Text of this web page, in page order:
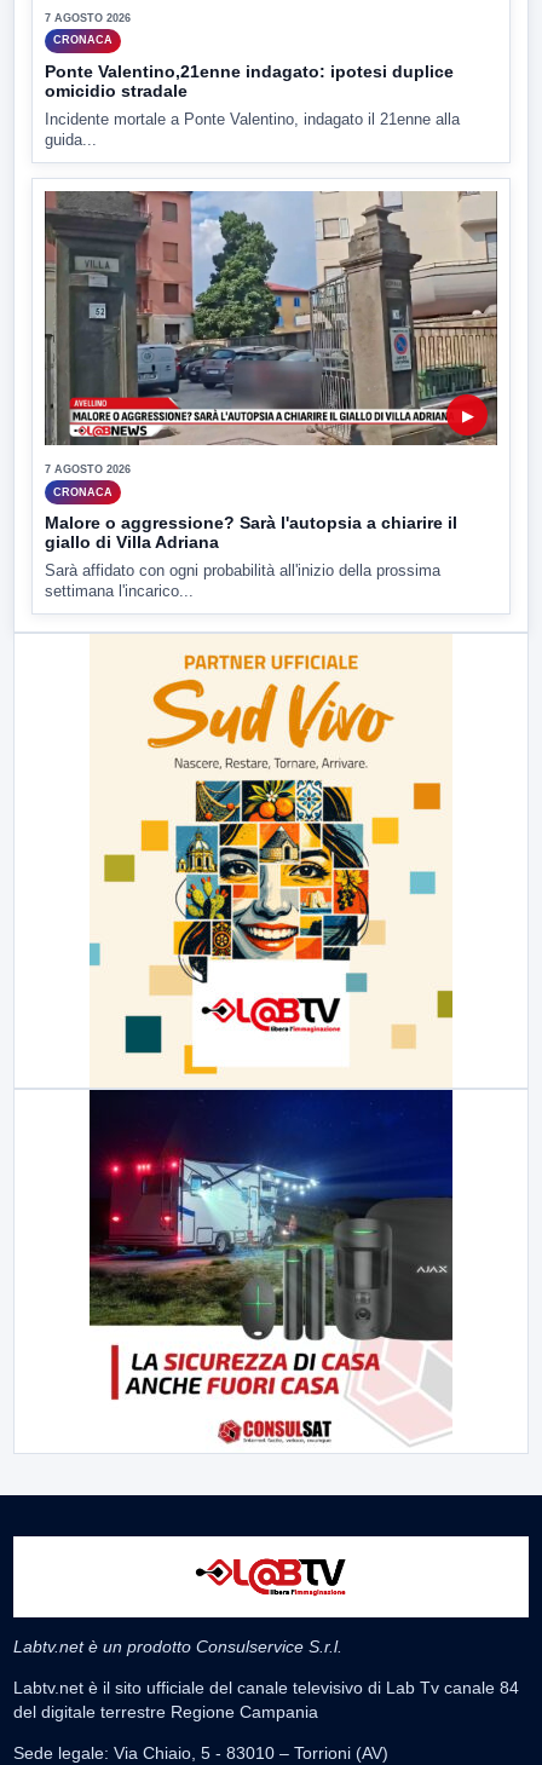
7 AGOSTO 2026
CRONACA
Ponte Valentino,21enne indagato: ipotesi duplice
omicidio stradale
Incidente mortale a Ponte Valentino, indagato il 21enne alla
guida...
▶
7 AGOSTO 2026
CRONACA
Malore o aggressione? Sarà l'autopsia a chiarire il
giallo di Villa Adriana
Sarà affidato con ogni probabilità all'inizio della prossima
settimana l'incarico...
Labtv.net è un prodotto Consulservice S.r.l.
Labtv.net è il sito ufficiale del canale televisivo di Lab Tv canale 84
del digitale terrestre Regione Campania
Sede legale: Via Chiaio, 5 - 83010 – Torrioni (AV)